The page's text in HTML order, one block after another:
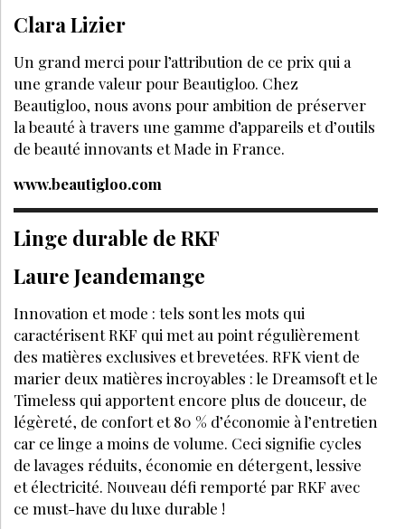
Clara Lizier
Un grand merci pour l’attribution de ce prix qui a
une grande valeur pour Beautigloo. Chez
Beautigloo, nous avons pour ambition de préserver
la beauté à travers une gamme d’appareils et d’outils
de beauté innovants et Made in France.
www.beautigloo.com
Linge durable de RKF
Laure Jeandemange
Innovation et mode : tels sont les mots qui
caractérisent RKF qui met au point régulièrement
des matières exclusives et brevetées. RFK vient de
marier deux matières incroyables : le Dreamsoft et le
Timeless qui apportent encore plus de douceur, de
légèreté, de confort et 80 % d’économie à l’entretien
car ce linge a moins de volume. Ceci signifie cycles
de lavages réduits, économie en détergent, lessive
et électricité. Nouveau défi remporté par RKF avec
ce must-have du luxe durable !